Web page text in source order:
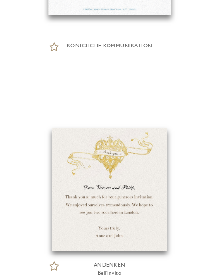
KÖNIGLICHE KOMMUNIKATION
ANDENKEN
Bell'Invito